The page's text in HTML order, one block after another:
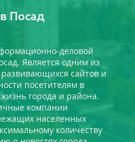
Посад
деловой
Является одним из
сайтов и
посетителям в
города и района.
компании
населенных
количеству